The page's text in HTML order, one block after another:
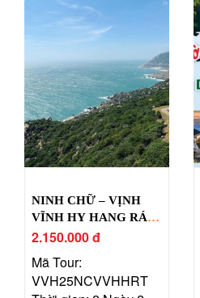
NINH CHỮ – VỊNH
VĨNH HY HANG RÁI –
LÀNG MÔNG CỔ
2.150.000 đ
Mã Tour:
VVH25NCVVHHRT